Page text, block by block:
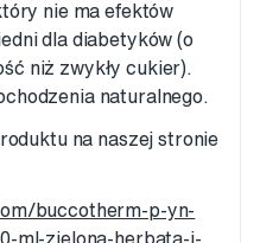
nie ma efektów
dla diabetyków (o
niż zwykły cukier).
naturalnego.
na naszej stronie
buccotherm-p-yn-
ml-zielona-herbata-i-